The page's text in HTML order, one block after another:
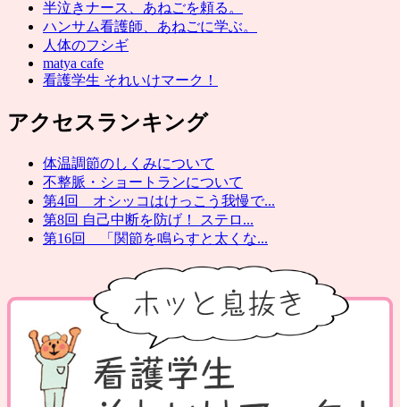
半泣きナース、あねごを頼る。
ハンサム看護師、あねごに学ぶ。
人体のフシギ
matya cafe
看護学生 それいけマーク！
アクセスランキング
体温調節のしくみについて
不整脈・ショートランについて
第4回 オシッコはけっこう我慢で...
第8回 自己中断を防げ！ ステロ...
第16回 「関節を鳴らすと太くな...